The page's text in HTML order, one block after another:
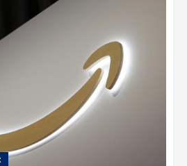
rộng thêm 28% nhờ lấn biển,
láng giềng lần lượt siết xuất khẩu
có thêm 1.200 triệu phú, nước
lên hay chỉ người giàu càng giàu?
8 2026, 08:55